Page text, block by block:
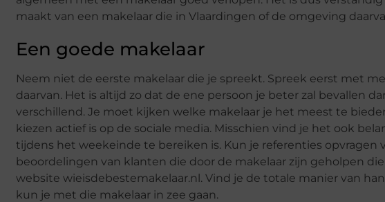
maakt van een makelaar die in Vlaardingen of de omgeving
Een goede makelaar
Neem niet de eerste makelaar die je spreekt. Spreek eerst met
daarvan. Het is altijd zo dat de ene persoon je beter zal bevallen
verschillend. Je moet kijken welke makelaar je het meest te
kiezen actief is op de sociale media. Misschien vind je het ook
tijdens het weekeinde te bereiken is. Kun je referenties opvragen
beoordelingen van klanten die door de makelaar zijn geholpen
website wieisdebestemakelaar.nl. Vind je de totale manier van
kun je met die makelaar in zee gaan.